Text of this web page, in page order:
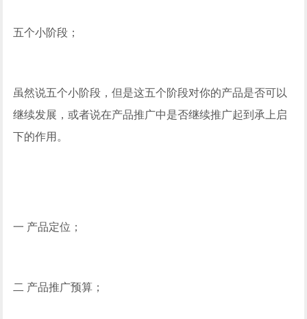
五个小阶段；
虽然说五个小阶段，但是这五个阶段对你的产品是否可以
继续发展，或者说在产品推广中是否继续推广起到承上启
下的作用。
一 产品定位；
二 产品推广预算；